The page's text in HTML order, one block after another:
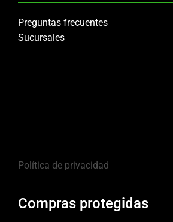
Preguntas frecuentes
Sucursales
Política de privacidad
Compras protegidas